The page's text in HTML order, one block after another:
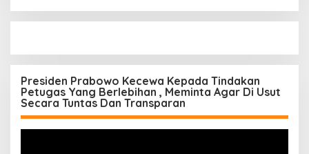
Presiden Prabowo Kecewa Kepada Tindakan
Petugas Yang Berlebihan , Meminta Agar Di Usut
Secara Tuntas Dan Transparan